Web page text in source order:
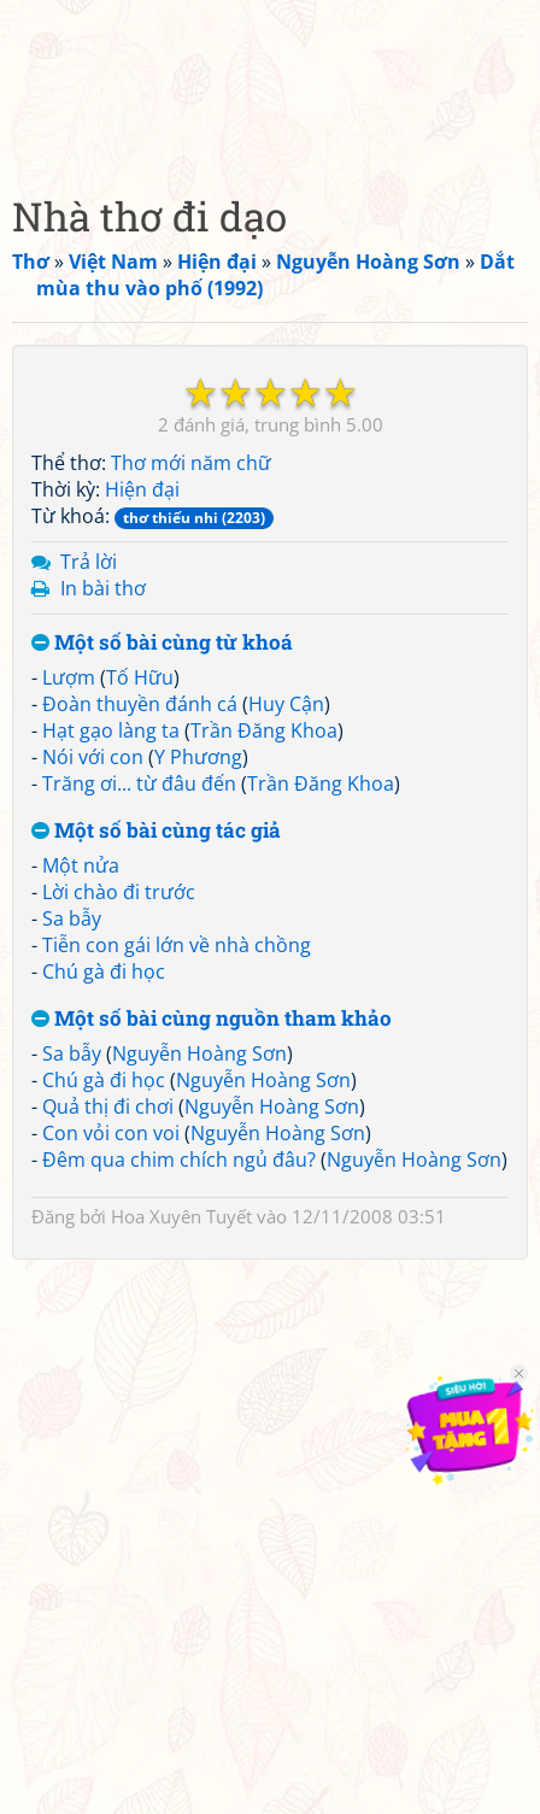
Nhà thơ đi dạo
Thơ»Việt Nam » Hiện đại » Nguyễn Hoàng Sơn » Dắt
mùa thu vào phố (1992)
☆
☆
☆
☆
☆
2 5.00
Thể thơ: Thơ mới năm chữ
Thời kỳ: Hiện đại
Từ khoá:
thơ thiếu nhi (2203)
Trả lời
In bài thơ
Một số bài cùng từ khoá
- Lượm (Tố Hữu)
-Đoàn thuyền đánh cá (Huy Cận)
- Hạt gạo làng ta (Trần Đăng Khoa)
- Nói với con (Y Phương)
-Trăng ơi... từ đâu đến (Trần Đăng Khoa)
Một số bài cùng tác giả
- Một nửa
- Lời chào đi trước
-Sa bẫy
-Tiễn con gái lớn về nhà chồng
- Chú gà đi học
Một số bài cùng nguồn tham khảo
-Sa bẫy(Nguyễn Hoàng Sơn)
- Chú gà đi học (Nguyễn Hoàng Sơn)
- Quả thị đi chơi (Nguyễn Hoàng Sơn)
- Con vỏi con voi (Nguyễn Hoàng Sơn)
-Đêm qua chim chích ngủ đâu?(Nguyễn Hoàng Sơn)
Đăng bởi Hoa Xuyên Tuyết vào 12/11/2008 03:51